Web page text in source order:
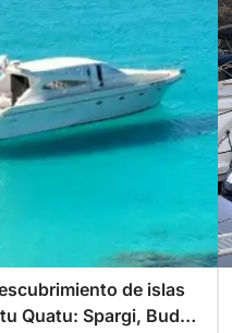
de islas
Quatu: Spargi, Budelli